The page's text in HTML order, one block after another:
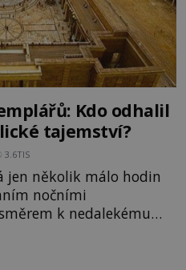
Kdo odhalil
tajemství?
3.6TIS
několik málo hodin
nočními
k nedalekému
ramena ranec s